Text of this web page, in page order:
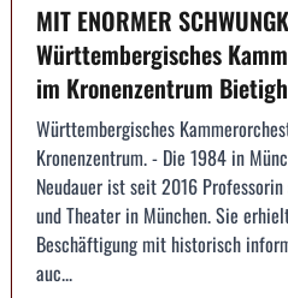
MIT ENORMER
Württembergisches
im Kronenzentrum
Württembergisches
Kronenzentrum. - Die 1984 in
Neudauer ist seit 2016
und Theater in München. Sie
Beschäftigung mit historisch
auc...